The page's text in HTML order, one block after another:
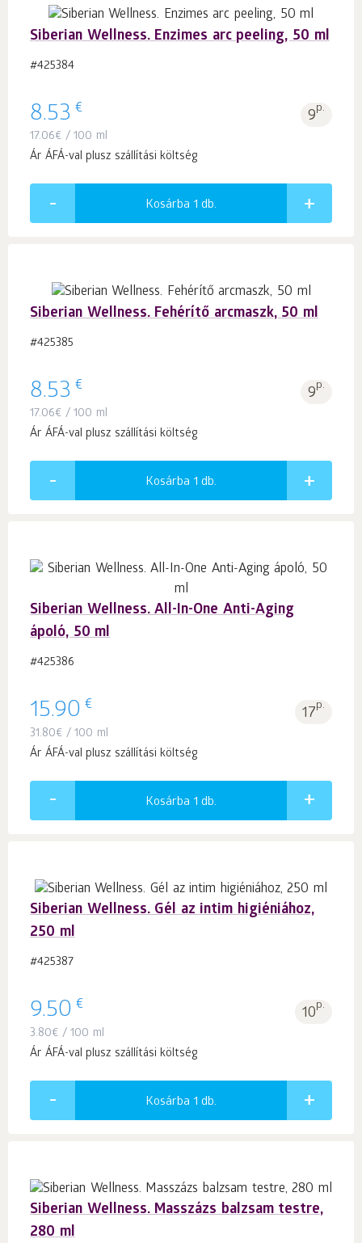
Siberian Wellness. Enzimes arc peeling, 50 ml
#425384
8.53 € 9p.
17.06€ / 100 ml
Ár ÁFÁ-val plusz szállítási költség
Kosárba 1 db.
Siberian Wellness. Fehérítő arcmaszk, 50 ml
#425385
8.53 € 9p.
17.06€ / 100 ml
Ár ÁFÁ-val plusz szállítási költség
Kosárba 1 db.
Siberian Wellness. All-In-One Anti-Aging
ápoló, 50 ml
#425386
15.90 € 17p.
31.80€ / 100 ml
Ár ÁFÁ-val plusz szállítási költség
Kosárba 1 db.
Siberian Wellness. Gél az intim higiéniához,
250 ml
#425387
9.50 € 10p.
3.80€ / 100 ml
Ár ÁFÁ-val plusz szállítási költség
Kosárba 1 db.
Siberian Wellness. Masszázs balzsam testre,
280 ml